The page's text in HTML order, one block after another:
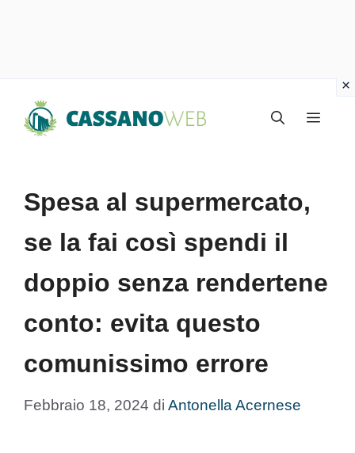
Menu
Spesa al supermercato,
se la fai così spendi il
doppio senza rendertene
conto: evita questo
comunissimo errore
Febbraio 18, 2024 di Antonella Acernese